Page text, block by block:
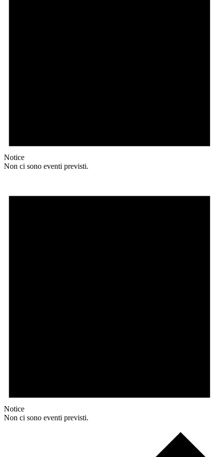
Notice
Non ci sono eventi previsti.
Notice
Non ci sono eventi previsti.